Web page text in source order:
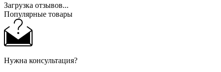
Загрузка отзывов...
Популярные товары
Нужна консультация?